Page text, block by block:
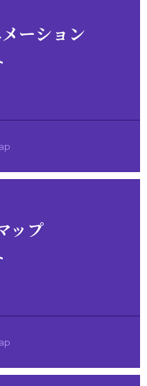
ーション
ップ